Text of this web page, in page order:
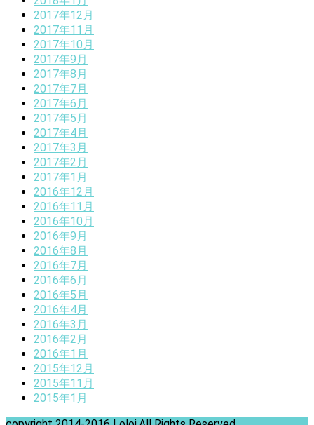
2017年12月
2017年11月
2017年10月
2017年9月
2017年8月
2017年7月
2017年6月
2017年5月
2017年4月
2017年3月
2017年2月
2017年1月
2016年12月
2016年11月
2016年10月
2016年9月
2016年8月
2016年7月
2016年6月
2016年5月
2016年4月
2016年3月
2016年2月
2016年1月
2015年12月
2015年11月
2015年1月